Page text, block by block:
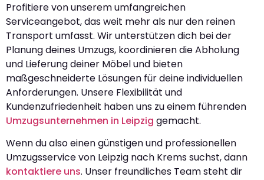
Profitiere von unserem umfangreichen
Serviceangebot, das weit mehr als nur den reinen
Transport umfasst. Wir unterstützen dich bei der
Planung deines Umzugs, koordinieren die Abholung
und Lieferung deiner Möbel und bieten
maßgeschneiderte Lösungen für deine individuellen
Anforderungen. Unsere Flexibilität und
Kundenzufriedenheit haben uns zu einem führenden
Umzugsunternehmen in Leipzig gemacht.
Wenn du also einen günstigen und professionellen
Umzugsservice von Leipzig nach Krems suchst, dann
kontaktiere uns. Unser freundliches Team steht dir